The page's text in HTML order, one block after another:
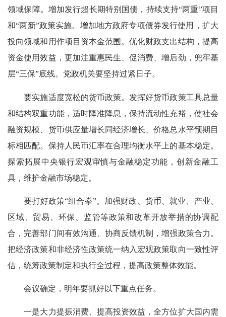
领域保障。增加发行超长期特别国债，持续支持“两重”项目
和“两新”政策实施。增加地方政府专项债券发行使用，扩大
投向领域和用作项目资本金范围。优化财政支出结构，提高
资金使用效益，更加注重惠民生、促消费、增后劲，兜牢基
层“三保”底线。党政机关要坚持过紧日子。
要实施适度宽松的货币政策。发挥好货币政策工具总量
和结构双重功能，适时降准降息，保持流动性充裕，使社会
融资规模、货币供应量增长同经济增长、价格总水平预期目
标相匹配。保持人民币汇率在合理均衡水平上的基本稳定。
探索拓展中央银行宏观审慎与金融稳定功能，创新金融工
具，维护金融市场稳定。
要打好政策“组合拳”。加强财政、货币、就业、产业、
区域、贸易、环保、监管等政策和改革开放举措的协调配
合，完善部门间有效沟通、协商反馈机制，增强政策合力。
把经济政策和非经济性政策统一纳入宏观政策取向一致性评
估，统筹政策制定和执行全过程，提高政策整体效能。
会议确定，明年要抓好以下重点任务。
一是大力提振消费、提高投资效益，全方位扩大国内需